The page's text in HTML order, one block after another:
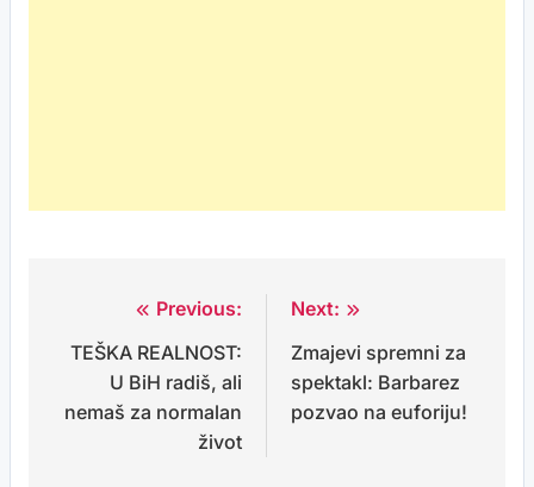
navigation
Previous:
TEŠKA REALNOST:
U BiH radiš, ali
nemaš za normalan
život
Next:
Zmajevi spremni za
spektakl: Barbarez
pozvao na euforiju!